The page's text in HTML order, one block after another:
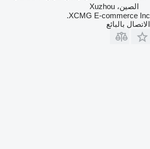
الصين، Xuzhou
XCMG E-commerce Inc.
الاتصال بالبائع